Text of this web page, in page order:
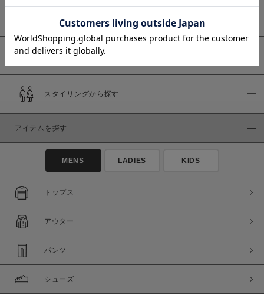
商品タイプ
通常商品
セール価格
在庫
在庫あり
予約商品
スタイリングから探す
アイテムを探す
MENS LADIES KIDS
トップス
アウター
パンツ
シューズ